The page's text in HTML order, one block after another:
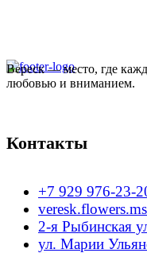
Вереск — место, где
любовью и вниманием.
Контакты
+7 929 976-23-
2-я Рыбинская
ул. Марии